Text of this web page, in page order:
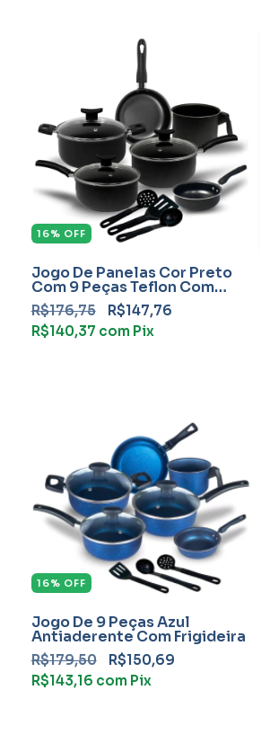
16% OFF
Jogo De Panelas Cor Preto
Com 9 Peças Teflon Com
Frigideira
R$176,75
R$147,76
R$140,37 com Pix
16% OFF
Jogo De 9 Peças Azul
Antiaderente Com Frigideira
R$179,50
R$150,69
R$143,16 com Pix